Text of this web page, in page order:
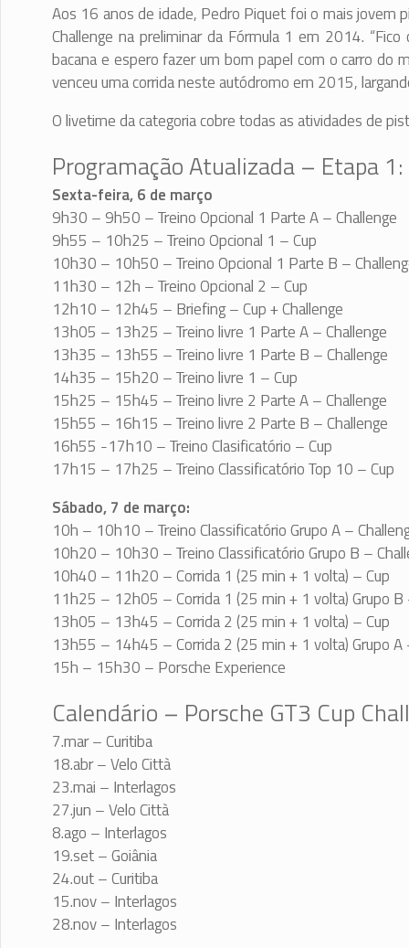
Aos 16 anos de idade, Pedro Piquet foi o mais jovem
Challenge na preliminar da Fórmula 1 em 2014.
bacana e espero fazer um bom papel com o carro do
venceu uma corrida neste autódromo em 2015,
O livetime da categoria cobre todas as atividades de
Programação Atualizada – Etapa 1:
Sexta-feira, 6 de março
9h30 – 9h50 – Treino Opcional 1 Parte A – Challenge
9h55 – 10h25 – Treino Opcional 1 – Cup
10h30 – 10h50 – Treino Opcional 1 Parte B –
11h30 – 12h – Treino Opcional 2 – Cup
12h10 – 12h45 – Briefing – Cup + Challenge
13h05 – 13h25 – Treino livre 1 Parte A – Challenge
13h35 – 13h55 – Treino livre 1 Parte B – Challenge
14h35 – 15h20 – Treino livre 1 – Cup
15h25 – 15h45 – Treino livre 2 Parte A – Challenge
15h55 – 16h15 – Treino livre 2 Parte B – Challenge
16h55 -17h10 – Treino Clasificatório – Cup
17h15 – 17h25 – Treino Classificatório Top 10 – Cup
Sábado, 7 de março:
10h – 10h10 – Treino Classificatório Grupo A –
10h20 – 10h30 – Treino Classificatório Grupo B –
10h40 – 11h20 – Corrida 1 (25 min + 1 volta) – Cup
11h25 – 12h05 – Corrida 1 (25 min + 1 volta) Grupo B
13h05 – 13h45 – Corrida 2 (25 min + 1 volta) – Cup
13h55 – 14h45 – Corrida 2 (25 min + 1 volta) Grupo A
15h – 15h30 – Porsche Experience
Calendário – Porsche GT3 Cup
7.mar – Curitiba
18.abr – Velo Città
23.mai – Interlagos
27.jun – Velo Città
8.ago – Interlagos
19.set – Goiânia
24.out – Curitiba
15.nov – Interlagos
28.nov – Interlagos